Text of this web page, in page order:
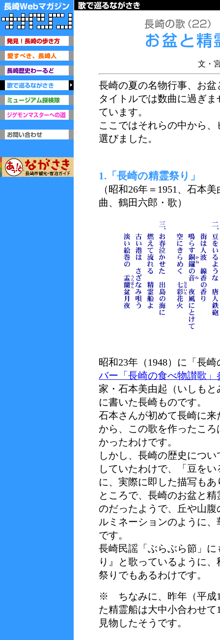
文・
長崎の夏の名物行事、お
タイトルでは数曲に過ぎ
ています。
ここではそれらの中から
選びました。
1.「長崎の精霊祭り」
（昭和26年＝1951、石本
曲、鶴田六郎・歌）
昭和23年（1948）に「長
バー「長崎の食べ物讃歌」
家・石本美由起（いしも
に書いた長崎ものです。
石本さんが初めて長崎に来
から、この歌を作ったこ
かったわけです。
しかし、長崎の歴史につ
していたわけで、「豆を
に、実際に即した描写もあ
ところで、長崎のお盆と
のだったようで、丘や山
ルミネーションのように
です。
長崎民謡「ぶらぶら節」
り』と歌っているように
祭りでもあるわけです。
※ ちなみに、昨年（平成
た精霊船は大中小合わせて
見物したそうです。